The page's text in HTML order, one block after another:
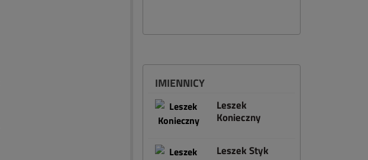
IMIENNICY
Leszek
Konieczny
Leszek Styk